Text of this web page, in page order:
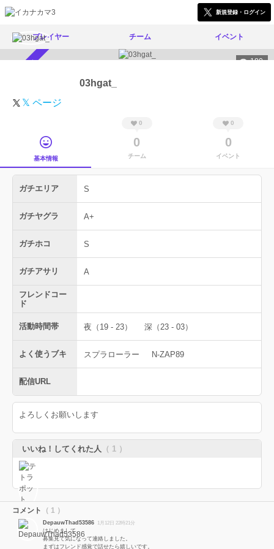
新規登録・ログイン
プレイヤー チーム イベント
180
03hgat_
𝕏 ページ
基本情報
0
0
チーム
0
0
イベント
ガチエリア S
ガチヤグラ A+
ガチホコ S
ガチアサリ A
フレンドコー
ド
活動時間帯 夜（19 - 23） 深（23 - 03）
よく使うブキ スプラローラー N-ZAP89
配信URL
よろしくお願いします
いいね！してくれた人 （ 1 ）
コメント （ 1 ）
DepauwThad53586 1月12日 22時21分
はじめまして。
募集見て気になって連絡しました。
まずはフレンド感覚で話せたら嬉しいです。